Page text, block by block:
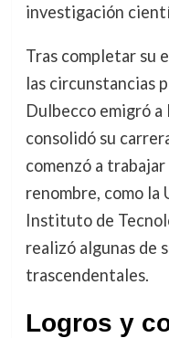
investigación
Tras completar su
las circunstancias
Dulbecco emigró a
consolidó su
comenzó a
renombre, como la
Instituto de
realizó algunas de
trascendentales.
Logros y